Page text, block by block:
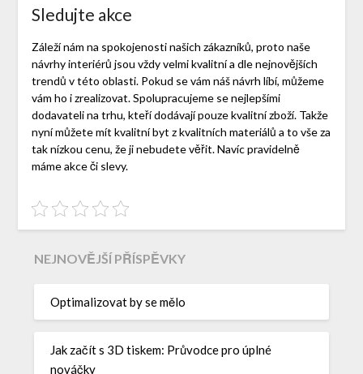
Sledujte akce
Záleží nám na spokojenosti našich zákazníků, proto naše
návrhy interiérů jsou vždy velmi kvalitní a dle nejnovějších
trendů v této oblasti. Pokud se vám náš návrh líbí, můžeme
vám ho i zrealizovat. Spolupracujeme se nejlepšími
dodavateli na trhu, kteří dodávají pouze kvalitní zboží. Takže
nyní můžete mít kvalitní byt z kvalitních materiálů a to vše za
tak nízkou cenu, že ji nebudete věřit. Navíc pravidelně
máme akce či slevy.
NEJNOVĚJŠÍ PŘÍSPĚVKY
Optimalizovat by se mělo
Jak začít s 3D tiskem: Průvodce pro úplné
nováčky